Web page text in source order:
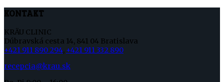
KONTAKT
KRÄU CLINIC
Dúbravská cesta 14, 841 04 Bratislava
+421 911 890 294, +421 911 332 890
recepcia@krau.sk